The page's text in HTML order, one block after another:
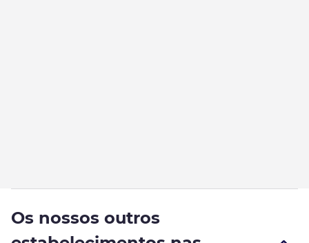
Os nossos outros